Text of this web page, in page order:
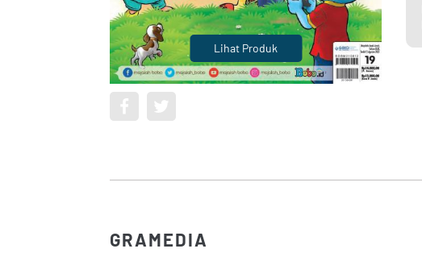
Lihat Produk
GRAMEDIA